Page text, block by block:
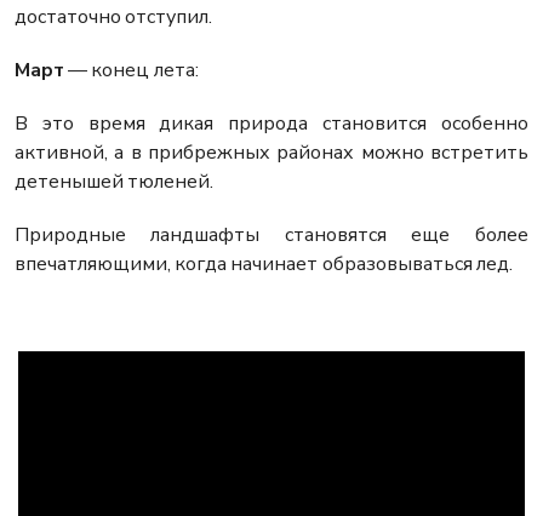
достаточно отступил.
Март— конец лета:
В это время дикая природа становится особенно
активной, а в прибрежных районах можно встретить
детенышей тюленей.
Природные ландшафты становятся еще более
впечатляющими, когда начинает образовываться лед.